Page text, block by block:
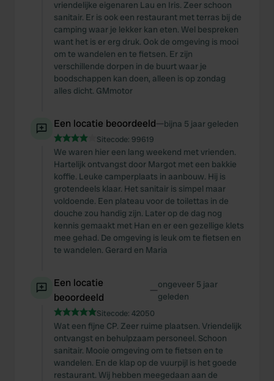
vriendelijke eigenaren Lau en Iris. Zeer schoon
sanitair. Er is ook een restaurant met terras bij de
camping waar je lekker kan eten. Wel bespreken
want het is er erg druk. Ook de omgeving is mooi
om te wandelen en te fietsen. Er zijn
verschillende dorpen in de buurt waar je
boodschappen kan doen, alleen is op zondag
alles dicht. GMmotor
Een locatie beoordeeld—bijna 5 jaar geleden
Sitecode: 99619
We waren hier een lang weekend met vrienden.
Hartelijk ontvangst door Margot met een bakkie
koffie. Leuke camperplaats in aanbouw. Hij is
grotendeels klaar. Het sanitair is simpel maar
voldoende. Een plateau voor de toilettas in de
douche zou handig zijn. Later op de dag nog
kennis gemaakt met Han en er een gezellige klets
mee gehad. De omgeving is leuk om te fietsen en
te wandelen. Gerard en Maria
Een locatie
beoordeeld
—ongeveer 5 jaar
geleden
Sitecode: 42050
Wat een fijne CP. Zeer ruime plaatsen. Vriendelijk
ontvangst en behulpzaam personeel. Schoon
sanitair. Mooie omgeving om te fietsen en te
wandelen. En de klap op de vuurpijl is het goede
restaurant. Wij hebben meegedaan aan de